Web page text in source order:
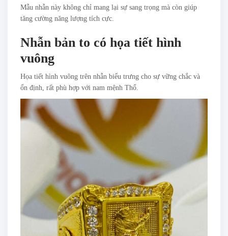
Mẫu nhẫn này không chỉ mang lại sự sang trọng mà còn giúp
tăng cường năng lượng tích cực.
Nhẫn bản to có họa tiết hình
vuông
Họa tiết hình vuông trên nhẫn biểu trưng cho sự vững chắc và
ổn định, rất phù hợp với nam mệnh Thổ.